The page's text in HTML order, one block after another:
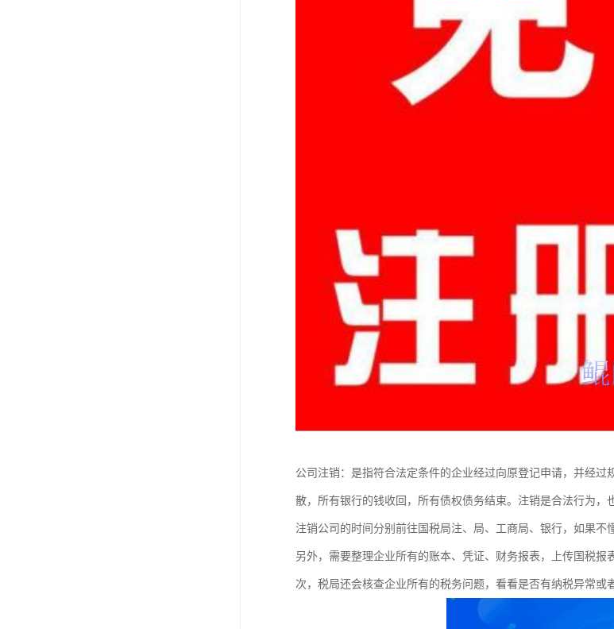
公司注销：是指符合法定条件的企业经过向原登记申请，并经
散，所有银行的钱收回，所有债权债务结束。注销是合法行为，
注销公司的时间分别前往国税局注、局、工商局、银行，如果不
另外，需要整理企业所有的账本、凭证、财务报表，上传国税
次，税局还会核查企业所有的税务问题，看看是否有纳税异常或